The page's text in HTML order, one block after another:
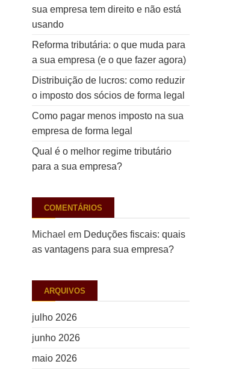
sua empresa tem direito e não está
usando
Reforma tributária: o que muda para
a sua empresa (e o que fazer agora)
Distribuição de lucros: como reduzir
o imposto dos sócios de forma legal
Como pagar menos imposto na sua
empresa de forma legal
Qual é o melhor regime tributário
para a sua empresa?
COMENTÁRIOS
Michael em Deduções fiscais: quais
as vantagens para sua empresa?
ARQUIVOS
julho 2026
junho 2026
maio 2026